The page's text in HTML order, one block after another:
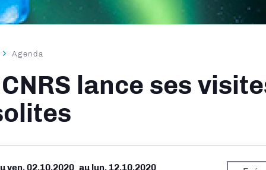
Agenda
lance ses
ven. 02.10.2020 au lun. 12.10.2020